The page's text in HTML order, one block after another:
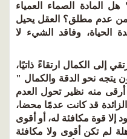
المادة الصماء العمياء
من عدم مطلق؟ العقل يحيل
الحياة، وفاقد الشيء لا
إلى الكمال ارتقاءً ذاتيًا،
يتجه نحو الدقة والكمال "
منه نظير تحول العدم
الزائدة قد كانت عدمًا محضا،
إلا قوة مكافئة له، أو أقوى
لم تكن أقوى ولا مكافئة